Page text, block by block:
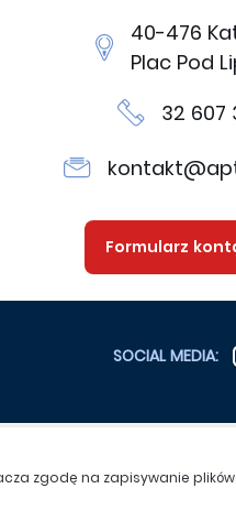
40-476
Plac Pod
32 607
Formularz
SOCIAL MEDIA:
zgodę na zapisywanie